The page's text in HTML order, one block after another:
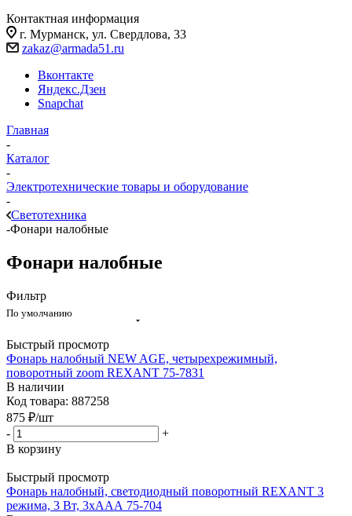
Контактная информация
г. Мурманск, ул. Свердлова, 33
zakaz@armada51.ru
Вконтакте
Яндекс.Дзен
Snapchat
Главная
-
Каталог
-
Электротехнические товары и оборудование
-
Светотехника
-Фонари налобные
Фонари налобные
Фильтр
По умолчанию
Быстрый просмотр
Фонарь налобный NEW AGE, четырехрежимный,
поворотный zoom REXANT 75-7831
В наличии
Код товара: 887258
875 ₽/шт
-
+
В корзину
Быстрый просмотр
Фонарь налобный, светодиодный поворотный REXANT 3
режима, 3 Вт, 3хААА 75-704